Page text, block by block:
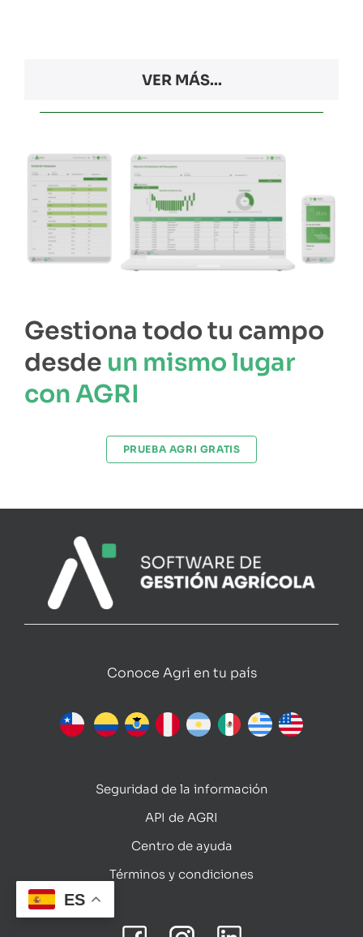
VER MÁS...
Gestiona todo tu campo
desde un mismo lugar
con AGRI
PRUEBA AGRI GRATIS
Conoce Agri en tu país
Seguridad de la información
API de AGRI
Centro de ayuda
Términos y condiciones
ES